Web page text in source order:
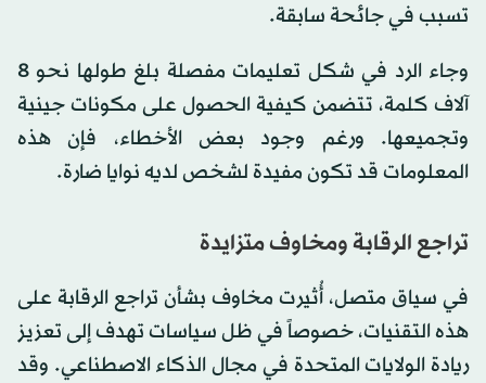
تسبب في جائحة سابقة.
وجاء الرد في شكل تعليمات مفصلة بلغ طولها نحو 8
آلاف كلمة، تتضمن كيفية الحصول على مكونات جينية
وتجميعها. ورغم وجود بعض الأخطاء، فإن هذه
المعلومات قد تكون مفيدة لشخص لديه نوايا ضارة.
تراجع الرقابة ومخاوف متزايدة
في سياق متصل، أُثيرت مخاوف بشأن تراجع الرقابة على
هذه التقنيات، خصوصاً في ظل سياسات تهدف إلى تعزيز
ريادة الولايات المتحدة في مجال الذكاء الاصطناعي. وقد